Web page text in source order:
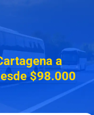
a
$98.000